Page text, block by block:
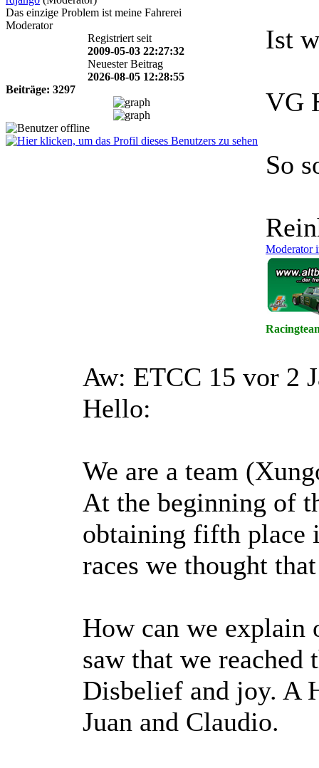
Das einzige Problem ist meine Fahrerei
Moderator
Registriert seit
2009-05-03 22:27:32
Neuester Beitrag
2026-08-05 12:28:55
Beiträge: 3297
Ist
VG
So
Moderator
Aw: ETCC 15 vor 2
Hello:
We are a team
At the beginning of
obtaining fifth place
races we thought
How can we explain
saw that we
Disbelief and joy. A
Juan and Claudio.